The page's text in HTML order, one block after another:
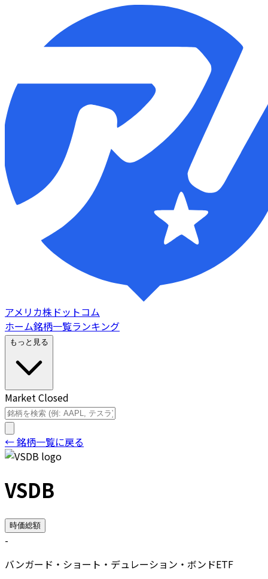
アメリカ株ドットコム
ホーム銘柄一覧ランキング
もっと見る
Market Closed
← 銘柄一覧に戻る
VSDB
時価総額
-
バンガード・ショート・デュレーション・ボンドETF